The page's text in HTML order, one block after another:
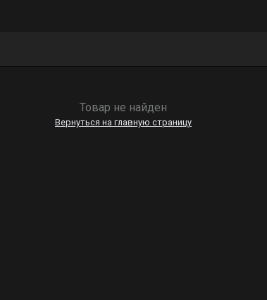
Товар не найден
Вернуться на главную страницу